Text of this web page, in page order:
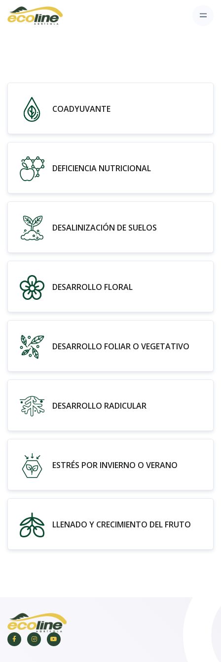
COADYUVANTE
DEFICIENCIA NUTRICIONAL
DESALINIZACIÓN DE SUELOS
DESARROLLO FLORAL
DESARROLLO FOLIAR O VEGETATIVO
DESARROLLO RADICULAR
ESTRÉS POR INVIERNO O VERANO
LLENADO Y CRECIMIENTO DEL FRUTO